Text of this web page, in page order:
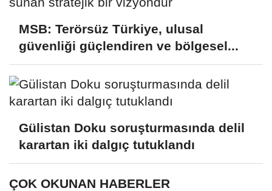
MSB: Terörsüz Türkiye, ulusal
güvenliği güçlendiren ve bölgesel...
Gülistan Doku soruşturmasında delil
karartan iki dalgıç tutuklandı
ÇOK OKUNAN HABERLER